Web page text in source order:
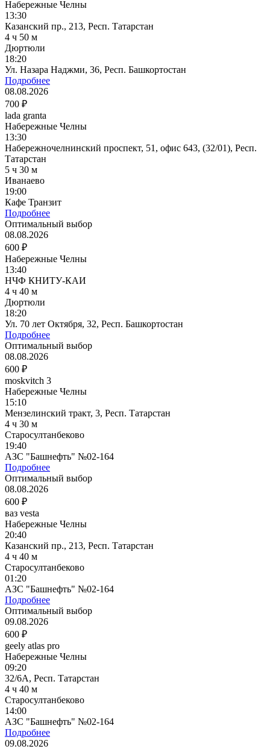
Набережные Челны
13:30
Казанский пр., 213, Респ. Татарстан
4 ч 50 м
Дюртюли
18:20
Ул. Назара Наджми, 36, Респ. Башкортостан
Подробнее
08.08.2026
700 ₽
lada granta
Набережные Челны
13:30
Набережночелнинский проспект, 51, офис 643, (32/01), Респ.
Татарстан
5 ч 30 м
Иванаево
19:00
Кафе Транзит
Подробнее
Оптимальный выбор
08.08.2026
600 ₽
Набережные Челны
13:40
НЧФ КНИТУ-КАИ
4 ч 40 м
Дюртюли
18:20
Ул. 70 лет Октября, 32, Респ. Башкортостан
Подробнее
Оптимальный выбор
08.08.2026
600 ₽
moskvitch 3
Набережные Челны
15:10
Мензелинский тракт, 3, Респ. Татарстан
4 ч 30 м
Старосултанбеково
19:40
АЗС "Башнефть" №02-164
Подробнее
Оптимальный выбор
08.08.2026
600 ₽
ваз vesta
Набережные Челны
20:40
Казанский пр., 213, Респ. Татарстан
4 ч 40 м
Старосултанбеково
01:20
АЗС "Башнефть" №02-164
Подробнее
Оптимальный выбор
09.08.2026
600 ₽
geely atlas pro
Набережные Челны
09:20
32/6А, Респ. Татарстан
4 ч 40 м
Старосултанбеково
14:00
АЗС "Башнефть" №02-164
Подробнее
09.08.2026